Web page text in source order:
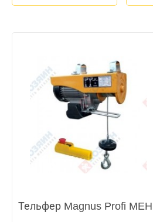
Тельфер Magnus Profi